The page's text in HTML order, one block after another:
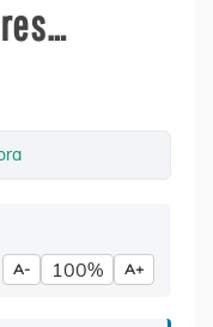
A- 100% A+